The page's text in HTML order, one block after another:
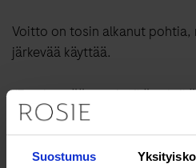
Suostumus
Voitto on tosin alkanut pohtia,
järkevää käyttää.
”En ole enää nuori, eikä
parikymppisenä. Nämä jutut
Kaikella on aikansa.”